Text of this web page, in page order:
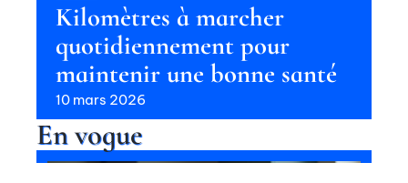
Kilomètres à marcher
quotidiennement pour
maintenir une bonne santé
10 mars 2026
En vogue